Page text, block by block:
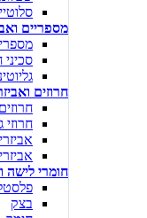
מספריים
סכיני
חרוזים
חרוזים
חרוזי
חומרי לישה
בצק